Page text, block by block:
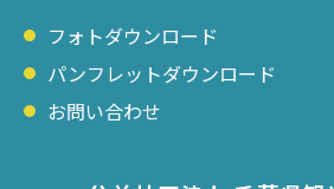
フォトダウンロード
パンフレットダウンロード
お問い合わせ